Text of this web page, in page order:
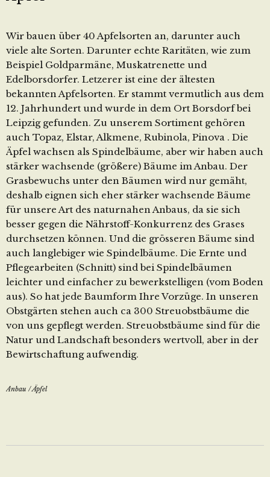
Wir bauen über 40 Apfelsorten an, darunter auch
viele alte Sorten. Darunter echte Raritäten, wie zum
Beispiel Goldparmäne, Muskatrenette und
Edelborsdorfer. Letzerer ist eine der ältesten
bekannten Apfelsorten. Er stammt vermutlich aus dem
12. Jahrhundert und wurde in dem Ort Borsdorf bei
Leipzig gefunden. Zu unserem Sortiment gehören
auch Topaz, Elstar, Alkmene, Rubinola, Pinova . Die
Äpfel wachsen als Spindelbäume, aber wir haben auch
stärker wachsende (größere) Bäume im Anbau. Der
Grasbewuchs unter den Bäumen wird nur gemäht,
deshalb eignen sich eher stärker wachsende Bäume
für unsere Art des naturnahen Anbaus, da sie sich
besser gegen die Nährstoff-Konkurrenz des Grases
durchsetzen können. Und die grösseren Bäume sind
auch langlebiger wie Spindelbäume. Die Ernte und
Pflegearbeiten (Schnitt) sind bei Spindelbäumen
leichter und einfacher zu bewerkstelligen (vom Boden
aus). So hat jede Baumform Ihre Vorzüge. In unseren
Obstgärten stehen auch ca 300 Streuobstbäume die
von uns gepflegt werden. Streuobstbäume sind für die
Natur und Landschaft besonders wertvoll, aber in der
Bewirtschaftung aufwendig.
Anbau /Äpfel